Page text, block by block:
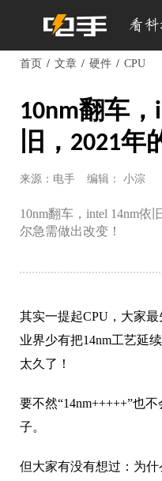
首页 文章 硬件 CPU
10nm翻车
旧，2021年
来源：电手 编辑： 小淙
10nm翻车，intel 14nm依
尔急需做出改变！
其实一提起CPU，大家
业界少有把14nm工艺延
太久了！
要不然“14nm+++++”也
子。
但大家有没有想过：为什